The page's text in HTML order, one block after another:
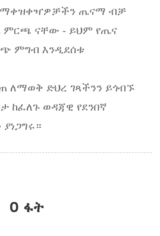
ማቀዝቀዣዎቻችን ጤናማ ብቻ
ምርጫ ናቸው - ይህም የጤና
ምግብ እንዲደሰቱ
ለማወቅ ድህረ ገጻችንን ይጎብኙ
ከፈለጉ ወዳጃዊ የደንበኛ
0 ፋት